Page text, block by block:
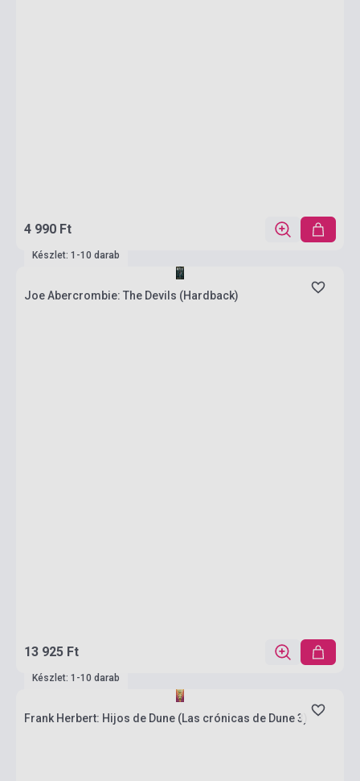
4 990 Ft
Készlet: 1-10 darab
Joe Abercrombie: The Devils (Hardback)
13 925 Ft
Készlet: 1-10 darab
Frank Herbert: Hijos de Dune (Las crónicas de Dune 3)